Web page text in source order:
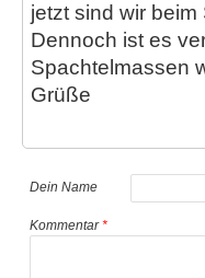
jetzt sind wir
Dennoch ist es
Spachtelmassen
Grüße
Dein Name
Kommentar*